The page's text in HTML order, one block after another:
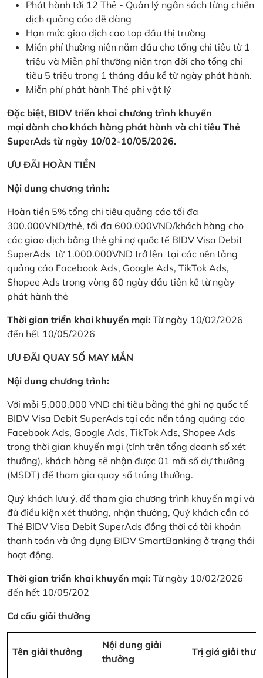
Phát hành tới 12 Thẻ - Quản lý ngân sách từng chiến
dịch quảng cáo dễ dàng
Hạn mức giao dịch cao top đầu thị trường
Miễn phí thường niên năm đầu cho tổng chi tiêu từ 1
triệu và Miễn phí thường niên trọn đời cho tổng chi
tiêu 5 triệu trong 1 tháng đầu kể từ ngày phát hành.
Miễn phí phát hành Thẻ phi vật lý
Đặc biệt, BIDV triển khai chương trình khuyến
mại dành cho khách hàng phát hành và chi tiêu Thẻ
SuperAds từ ngày 10/02-10/05/2026.
ƯU ĐÃI HOÀN TIỀN
Nội dung chương trình:
Hoàn tiền 5% tổng chi tiêu quảng cáo tối đa
300.000VND/thẻ, tối đa 600.000VND/khách hàng cho
các giao dịch bằng thẻ ghi nợ quốc tế BIDV Visa Debit
SuperAds từ 1.000.000VND trở lên tại các nền tảng
quảng cáo Facebook Ads, Google Ads, TikTok Ads,
Shopee Ads trong vòng 60 ngày đầu tiên kể từ ngày
phát hành thẻ
Thời gian triển khai khuyến mại: Từ ngày 10/02/2026
đến hết 10/05/2026
ƯU ĐÃI QUAY SỐ MAY MẮN
Nội dung chương trình:
Với mỗi 5,000,000 VND chi tiêu bằng thẻ ghi nợ quốc tế
BIDV Visa Debit SuperAds tại các nền tảng quảng cáo
Facebook Ads, Google Ads, TikTok Ads, Shopee Ads
trong thời gian khuyến mại (tính trên tổng doanh số xét
thưởng), khách hàng sẽ nhận được 01 mã số dự thưởng
(MSDT) để tham gia quay số trúng thưởng.
Quý khách lưu ý, để tham gia chương trình khuyến mại và
đủ điều kiện xét thưởng, nhận thưởng, Quý khách cần có
Thẻ BIDV Visa Debit SuperAds đồng thời có tài khoản
thanh toán và ứng dụng BIDV SmartBanking ở trạng thái
hoạt động.
Thời gian triển khai khuyến mại: Từ ngày 10/02/2026
đến hết 10/05/202
Cơ cấu giải thưởng
Tên giải thưởng
Nội dung giải
thưởng
Trị giá giải